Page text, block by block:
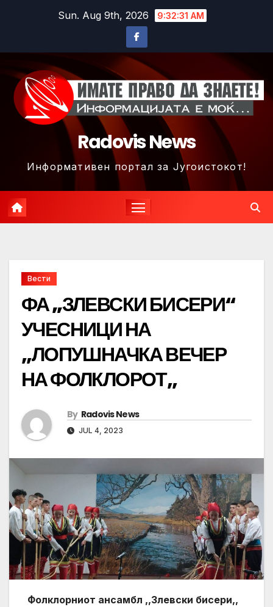
Sun. Aug 9th, 2026 9:32:34 AM
Radovis News
Информативен портал за Југоистокот!
Вести
ФА „ЗЛЕВСКИ БИСЕРИ“
УЧЕСНИЦИ НА
,,ЛОПУШНАЧКА ВЕЧЕР
НА ФОЛКЛОРОТ,,
By Radovis News
JUL 4, 2023
Фолклорниот ансамбл ,,Злевски бисери,,